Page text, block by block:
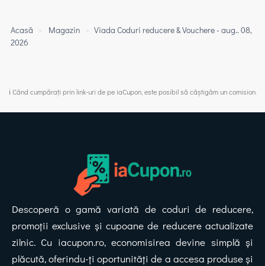
Acasă > Magazin > Viada Coduri reducere & Vouchere - aug.. 08,
2026
ℹ️ Când cumpărați prin link-uri de pe iaCupon, este posibil să câștigăm un comision.
Descoperă o gamă variată de coduri de reducere,
promoții exclusive și cupoane de reducere actualizate
zilnic. Cu iacupon.ro, economisirea devine simplă și
plăcută, oferindu-ți oportunități de a accesa produse și